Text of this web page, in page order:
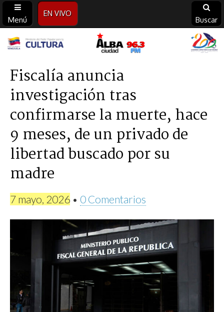
Menú
EN VIVO
Buscar
Alba
Ciudad
96.3
FM
Fiscalía anuncia
investigación tras
confirmarse la muerte, hace
9 meses, de un privado de
libertad buscado por su
madre
7 mayo, 2026 • 0 Comentarios